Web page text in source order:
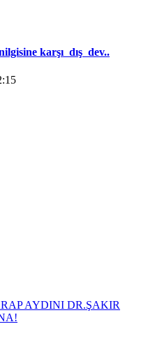
karşı dış dev..
AYDINI DR.ŞAKIR